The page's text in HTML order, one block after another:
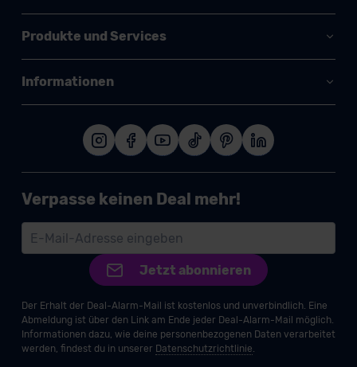
Produkte und Services
Informationen
Verpasse keinen Deal mehr!
Jetzt abonnieren
Der Erhalt der Deal-Alarm-Mail ist kostenlos und unverbindlich. Eine
Abmeldung ist über den Link am Ende jeder Deal-Alarm-Mail möglich.
Informationen dazu, wie deine personenbezogenen Daten verarbeitet
werden, findest du in unserer Datenschutzrichtlinie.